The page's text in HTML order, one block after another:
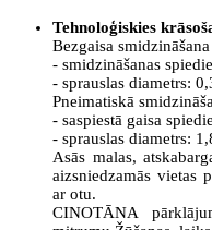
Tehnoloģiskies
Bezgaisa smidzināšana
- smidzināšanas
- sprauslas diametrs:
Pneimatiskā
- saspiestā gaisa
- sprauslas diametrs:
Asās malas,
aizsniedzamās vietas
ar otu.
CINOTĀNA